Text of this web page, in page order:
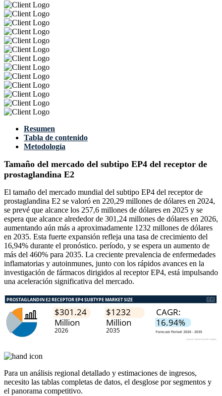
Resumen
Tabla de contenido
Metodología
Tamaño del mercado del subtipo EP4 del receptor de
prostaglandina E2
El tamaño del mercado mundial del subtipo EP4 del receptor de
prostaglandina E2 se valoró en 220,29 millones de dólares en 2024,
se prevé que alcance los 257,6 millones de dólares en 2025 y se
espera que alcance alrededor de 301,24 millones de dólares en 2026,
aumentando aún más a aproximadamente 1232 millones de dólares
en 2035. Esta fuerte expansión refleja una tasa de crecimiento del
16,94% durante el pronóstico. período, y se espera un aumento de
más del 460% para 2035. La creciente prevalencia de enfermedades
inflamatorias y autoinmunes, junto con los rápidos avances en la
investigación de fármacos dirigidos al receptor EP4, está impulsando
una aceleración significativa del mercado.
Para un análisis regional detallado y estimaciones de ingresos,
necesito las tablas completas de datos, el desglose por segmentos y
el panorama competitivo.